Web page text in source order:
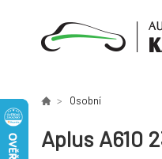
Osobní
Aplus A610